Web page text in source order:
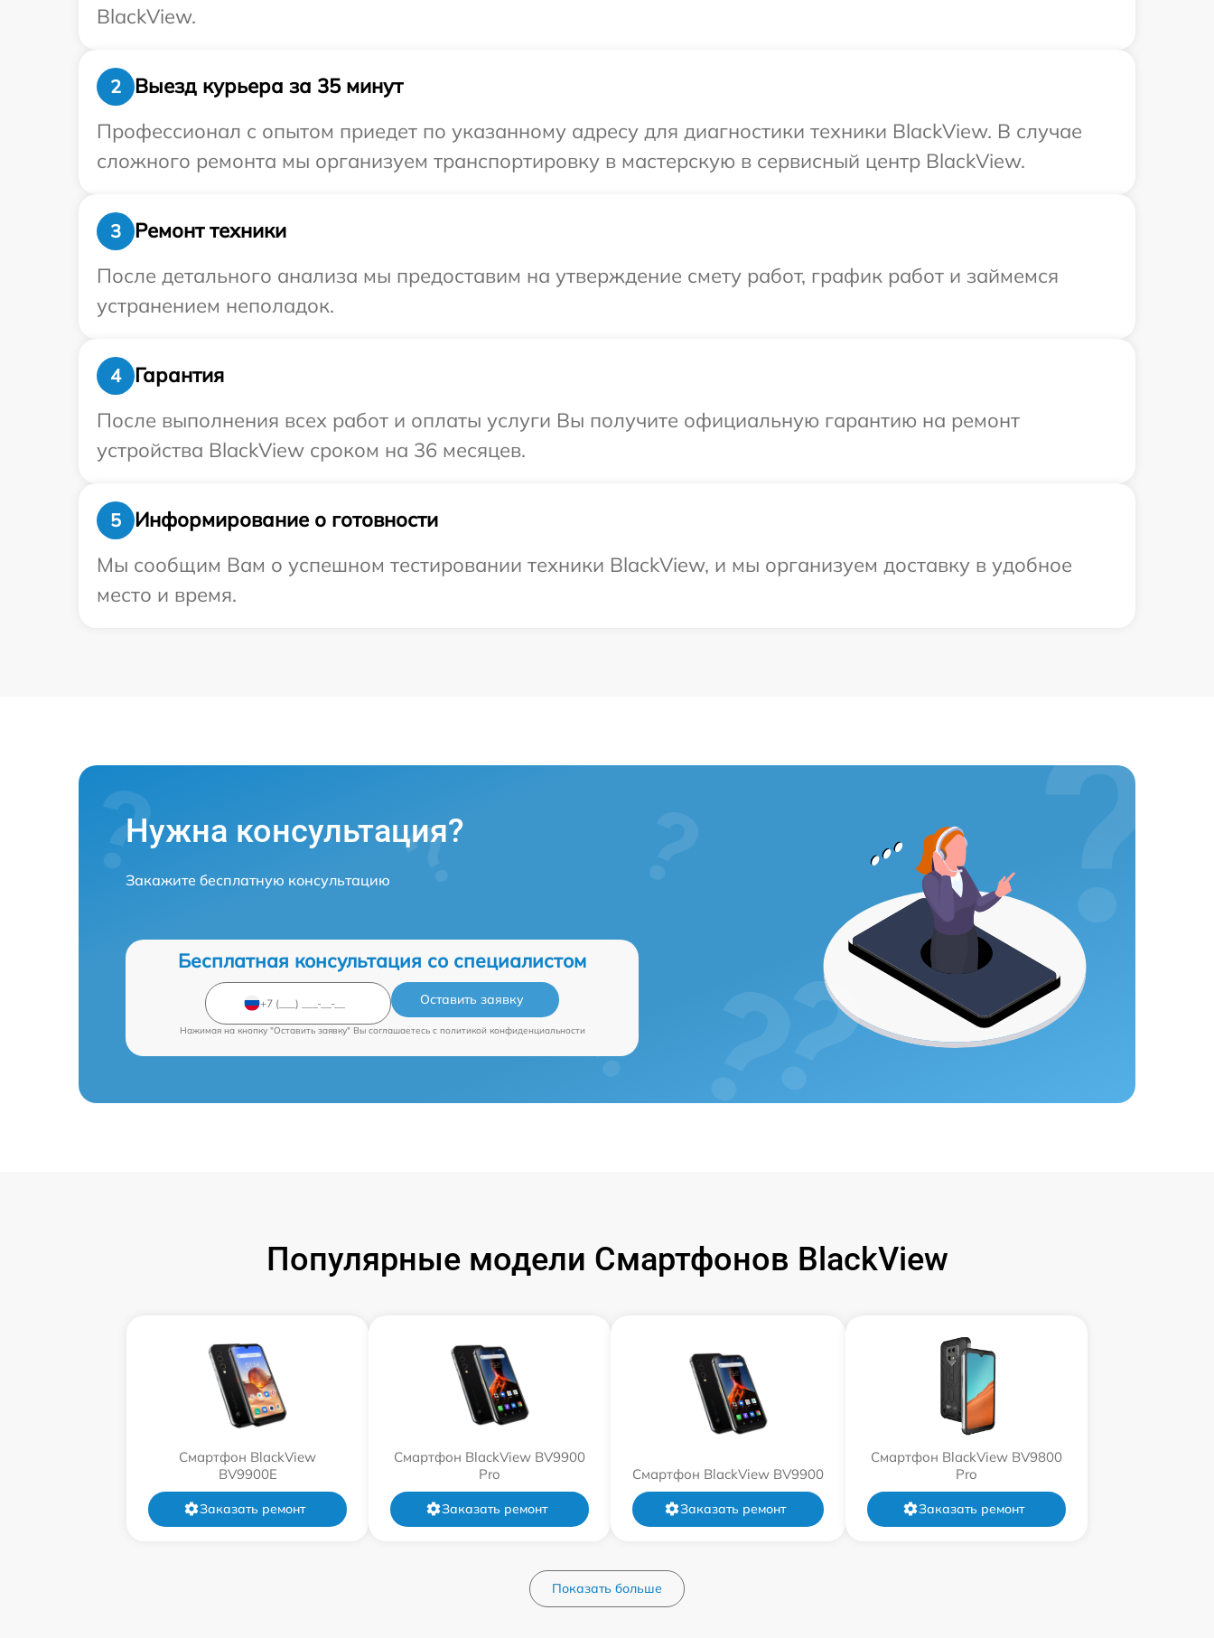
BlackView.
2
Выезд курьера за 35 минут
Профессионал с опытом приедет по указанному адресу для диагностики техники BlackView. В случае
сложного ремонта мы организуем транспортировку в мастерскую в сервисный центр BlackView.
3
Ремонт техники
После детального анализа мы предоставим на утверждение смету работ, график работ и займемся
устранением неполадок.
4
Гарантия
После выполнения всех работ и оплаты услуги Вы получите официальную гарантию на ремонт
устройства BlackView сроком на 36 месяцев.
5
Информирование о готовности
Мы сообщим Вам о успешном тестировании техники BlackView, и мы организуем доставку в удобное
место и время.
Нужна консультация?
Закажите бесплатную консультацию
Бесплатная консультация со специалистом
Оставить заявку
Нажимая на кнопку "Оставить заявку" Вы соглашаетесь c политикой конфиденциальности
Популярные модели Смартфонов BlackView
Смартфон BlackView
BV9900E
Заказать ремонт
Смартфон BlackView BV9900
Pro
Заказать ремонт
Смартфон BlackView BV9900
Заказать ремонт
Смартфон BlackView BV9800
Pro
Заказать ремонт
Показать больше